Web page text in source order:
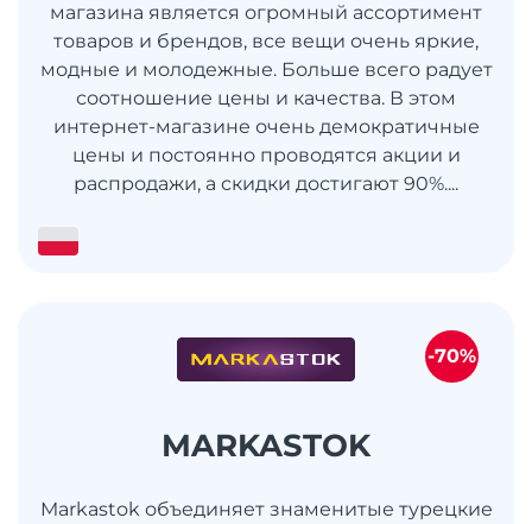
магазина является огромный ассортимент
товаров и брендов, все вещи очень яркие,
модные и молодежные. Больше всего радует
соотношение цены и качества. В этом
интернет-магазине очень демократичные
цены и постоянно проводятся акции и
распродажи, а скидки достигают 90%....
MARKASTOK
Markastok объединяет знаменитые турецкие
-70%